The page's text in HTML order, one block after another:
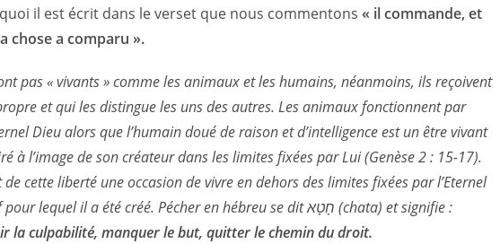
il est écrit dans le verset que nous commentons « il commande, et
chose a comparu ».
pas « vivants » comme les animaux et les humains, néanmoins, ils reçoivent
et qui les distingue les uns des autres. Les animaux fonctionnent par
Dieu alors que l’humain doué de raison et d’intelligence est un être vivant
à l’image de son créateur dans les limites fixées par Lui (Genèse 2 : 15-17).
cette liberté une occasion de vivre en dehors des limites fixées par l’Eternel
pèche et manque le but ou l’objectif pour lequel il a été créé. Pécher en hébreu se dit חָטָא (chata) et signifie :
la culpabilité, manquer le but, quitter le chemin du droit.